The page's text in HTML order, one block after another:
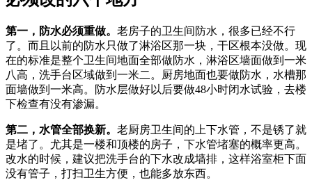
第一，防水必须重做。 老房子的卫生间防水，很多已经不行
了。而且以前的防水只做了淋浴区那一块，干区根本没做。现
在的标准是整个卫生间地面全部做防水，淋浴区墙面做到一米
八高，洗手台区域做到一米二。厨房地面也要做防水，水槽那
面墙做到一米高。防水层做好以后要做48小时闭水试验，去楼
下检查有没有渗漏。
第二，水管全部换新。 老厨房卫生间的上下水管，不是锈了就
是堵了。尤其是一楼和顶楼的房子，下水管堵塞的概率更高。
改水的时候，建议把洗手台的下水改成墙排，这样浴室柜下面
没有管子，打扫卫生方便，也能多放东西。